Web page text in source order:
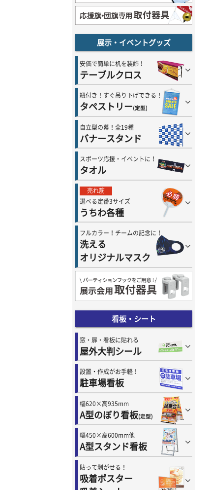
展示・イベントグッズ
安価で簡単に机を装飾！
テーブルクロス
紐付き！すぐ吊り下げできる！
タペストリー(定型)
自立型の幕！全19種
バナースタンド
スポーツ応援・イベントに！
タオル
売れ筋
選べる定番3サイズ
うちわ各種
フルカラー！チームの記念に！
洗える
オリジナルマスク
看板・シート
窓・扉・看板に貼れる
屋外大判シール
設置・作成がお手軽！
駐車場看板
幅620×高935mm
A型のぼり看板(定型)
幅450×高600mm他
A型スタンド看板
貼って剥がせる！
吸着ポスター